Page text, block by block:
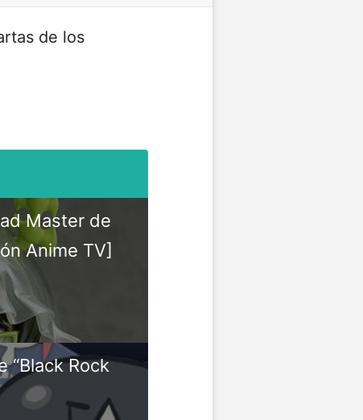
de los
Master de
Anime TV]
“Black Rock